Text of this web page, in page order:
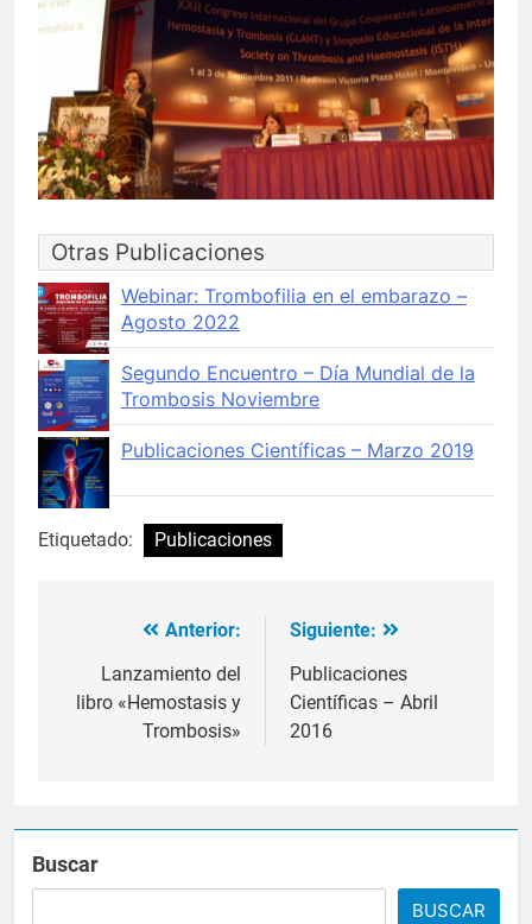
Otras Publicaciones
Webinar: Trombofilia en el embarazo –
Agosto 2022
Segundo Encuentro – Día Mundial de la
Trombosis Noviembre
Publicaciones Científicas – Marzo 2019
Etiquetado: Publicaciones
Navegación
entradas
Anterior:
Lanzamiento del
libro «Hemostasis y
Trombosis»
Siguiente:
Publicaciones
Científicas – Abril
2016
Buscar
BUSCAR